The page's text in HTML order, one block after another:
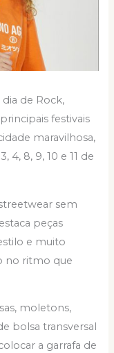
de Rock,
festivais
maravilhosa,
4, 8, 9, 10 e 11 de
sem
peças
e muito
no ritmo que
moletons,
bolsa transversal
a garrafa de